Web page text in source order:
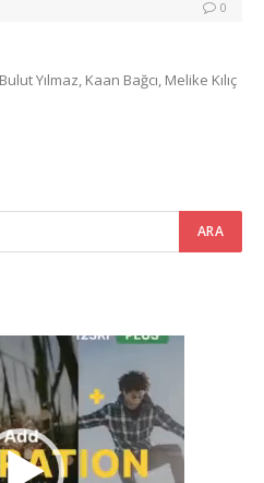
0
Yılmaz, Kaan Bağcı, Melike Kılıç